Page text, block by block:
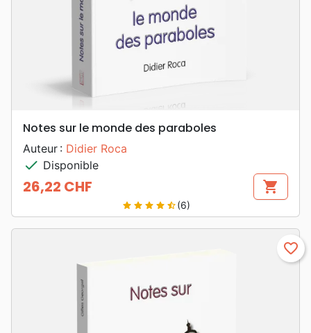
Notes sur le monde des paraboles
Auteur : Didier Roca
check Disponible
Prix
26,22 CHF shopping_cart
star star star star star_half(6)
favorite_border